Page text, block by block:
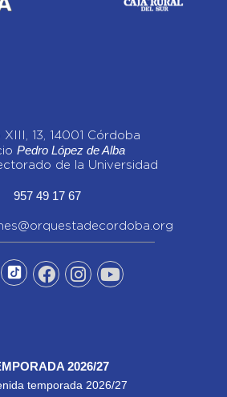
13, 14001 Córdoba
Pedro López de Alba
de la Universidad
957 49 17 67
2026/27
temporada 2026/27